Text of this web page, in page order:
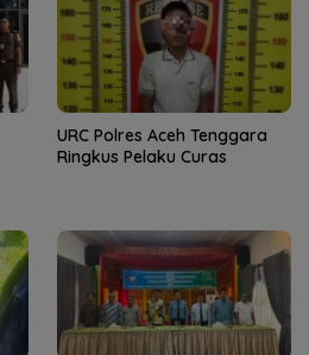
URC Polres Aceh Tenggara
Ringkus Pelaku Curas